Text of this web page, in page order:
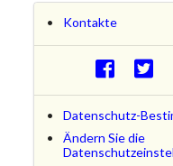
Kontakte
Datenschutz-
Ändern Sie die